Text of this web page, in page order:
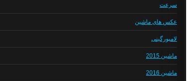
سرعت
عکس های ماشین
لامبورگینی
ماشین 2015
ماشین 2016